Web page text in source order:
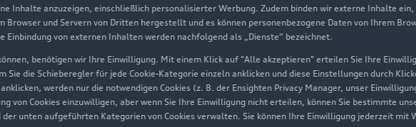
Inhalte anzuzeigen, einschließlich personalisierter Werbung. Zudem binden wir externe Inhalte
Browser und Servern von Dritten hergestellt und es können personenbezogene Daten von Ihrem
Einbindung von externen Inhalten werden nachfolgend als „Dienste“ bezeichnet.
benötigen wir Ihre Einwilligung. Mit einem Klick auf "Alle akzeptieren" erteilen Sie Ihre
Sie die Schieberegler für jede Cookie-Kategorie einzeln anklicken und diese Einstellungen durch
werden nur die notwendigen Cookies (z. B. der Ensighten Privacy Manager, unser
von Cookies einzuwilligen, aber wenn Sie Ihre Einwilligung nicht erteilen, können Sie bestimmte
der unten aufgeführten Kategorien von Cookies verwalten. Sie können Ihre Einwilligung jederzeit
Investor Relations
Presse & Media Center
Datenschutz
Audi erleben
Newsletter